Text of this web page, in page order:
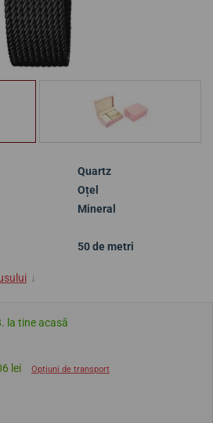
Quartz
Oțel
Mineral
50 de metri
↓
la tine acasă
lei Opțiuni de transport